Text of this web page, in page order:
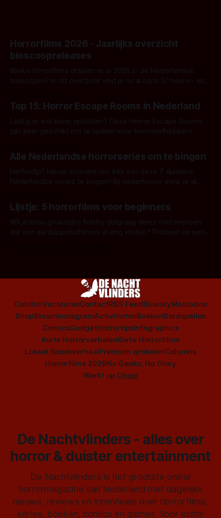
Horrorfilms 2026 - Jaarlijks overzicht
bioscoopreleases
Welke horrorfilms draaien er in 2026 in de Nederlandse
bioscopen? In dit overzicht vind je nu al bijna 50 horror- en
Top 15: Horror Escape Rooms in Nederland
Laat jij je wel eens opsluiten? Deze Horror Escape Rooms
zijn zeer geschikt om te spelen voor horrorliefhebbers.
Alle Nederlandse horrorseries om te bingen
Herfstdip? Ideaal moment om één van deze 7 duistere
Nederlandse series te bingen! Bij nederhorror denk je al
Amsterdamned of The Johnsons. Maar Nederlandse horror
is niet beperkt tot films. Hier een aantal Nederlandse tv-
series uit het duistere of horrorgenre. Als
Lijstje: 5 horrorfilms voor beginners
Wil je jouw gruwelijke hobby dolgraag delen met mensen
die een aardappelschilmes al eng vinden? Probeer ze eens
ColofonVacaturesContactRSS FeedBlueskyMastodon
ShopSteamInstagramActiviteitenBoekenBordspellen
ComicsGadgetHorrortipsInfographics
Korte HorrorverhalenKorte Horrorfilms
Lokaal SpookverhaalPremium artikelenColumns
Horrorfilms 2026No Geeks, No Glory
Werkt op Ghost
De Nachtvlinders - alles over
horror & duister entertainment
De Nachtvlinders is het grootste online
horrormagazine van Nederland met dagelijks
nieuws, reviews en interviews over horrorfilms,
series, boeken, comics en games. Voor echte